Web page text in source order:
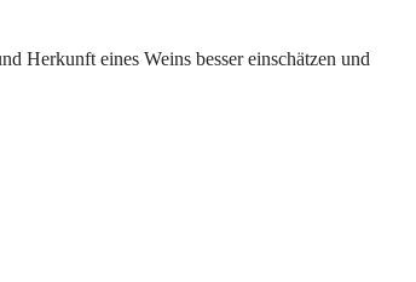
Herkunft eines Weins besser einschätzen und